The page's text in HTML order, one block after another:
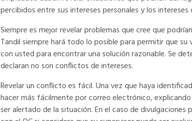
percibidos entre sus intereses personales y los intereses
Siempre es mejor revelar problemas que cree que
Tandil siempre hará todo lo posible para permitir que
con usted para encontrar una solución razonable. Se
declaran no son conflictos de intereses.
Revelar un conflicto es fácil. Una vez que haya
hacer más fácilmente por correo electrónico,
ser alertado de la situación. En el caso de